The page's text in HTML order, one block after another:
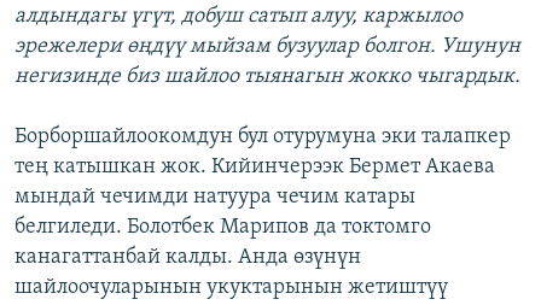
алдындагы үгүт, добуш сатып алуу, каржылоо
эрежелери өңдүү мыйзам бузуулар болгон. Ушунун
негизинде биз шайлоо тыянагын жокко чыгардык.
Борборшайлоокомдун бул отурумуна эки талапкер
тең катышкан жок. Кийинчерээк Бермет Акаева
мындай чечимди натуура чечим катары
белгиледи. Болотбек Марипов да токтомго
канагаттанбай калды. Анда өзүнүн
шайлоочуларынын укуктарынын жетиштүү